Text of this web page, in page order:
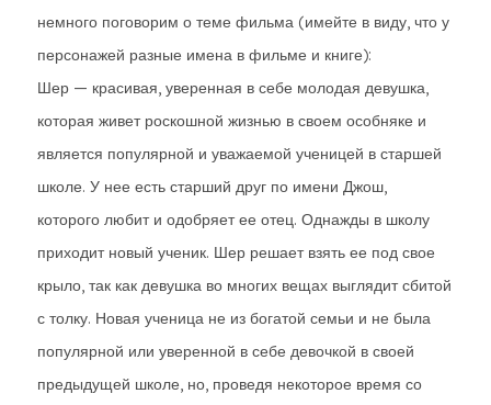
немного поговорим о теме фильма (имейте в виду, что у
персонажей разные имена в фильме и книге):
Шер — красивая, уверенная в себе молодая девушка,
которая живет роскошной жизнью в своем особняке и
является популярной и уважаемой ученицей в старшей
школе. У нее есть старший друг по имени Джош,
которого любит и одобряет ее отец. Однажды в школу
приходит новый ученик. Шер решает взять ее под свое
крыло, так как девушка во многих вещах выглядит сбитой
с толку. Новая ученица не из богатой семьи и не была
популярной или уверенной в себе девочкой в своей
предыдущей школе, но, проведя некоторое время со